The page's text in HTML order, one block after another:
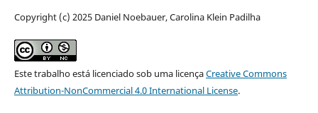
Copyright (c) 2025 Daniel Noebauer, Carolina Klein Padilha
Este trabalho está licenciado sob uma licençaCreative Commons
Attribution-NonCommercial 4.0 International License.